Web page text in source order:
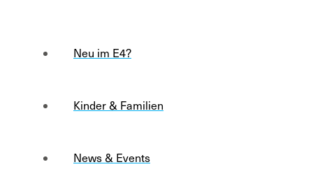
Neu im E4?
Kinder & Familien
News & Events